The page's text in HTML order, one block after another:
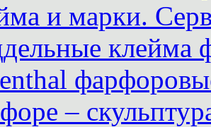
и марки.
клейма
–